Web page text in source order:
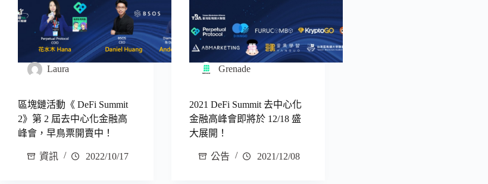
Laura
區塊鏈活動《 DeFi Summit
2》第 2 屆去中心化金融高
峰會，早鳥票開賣中！
資訊 2022/10/17
Grenade
2021 DeFi Summit 去中心化
金融高峰會即將於 12/18 盛
大展開！
公告 2021/12/08